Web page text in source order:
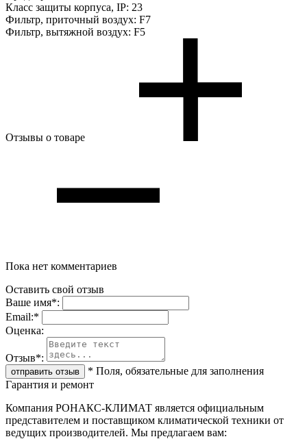
Класс защиты корпуса, IP: 23
Фильтр, приточный воздух: F7
Фильтр, вытяжной воздух: F5
Отзывы о товаре
Пока нет комментариев
Оставить свой отзыв
Ваше имя*:
Email:*
Oценка:
Отзыв*:
* Поля, обязательные для заполнения
Гарантия и ремонт
Компания РОНАКС-КЛИМАТ является официальным
представителем и поставщиком климатической техники от
ведущих производителей. Мы предлагаем вам: